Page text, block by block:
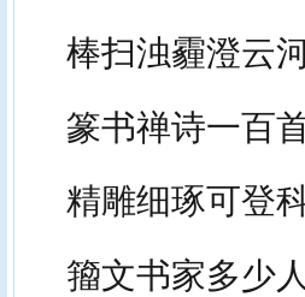
棒扫浊霾澄云河
篆书禅诗一百
精雕细琢可登科
籀文书家多少